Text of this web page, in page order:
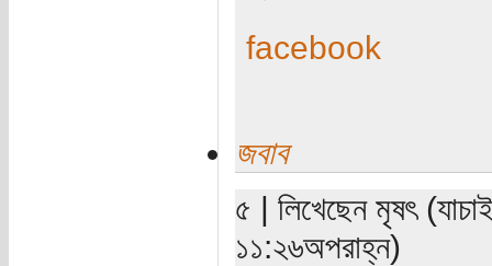
facebook
জবাব
৫ | লিখেছেন মৃষৎ
১১:২৬অপরাহ্ন)